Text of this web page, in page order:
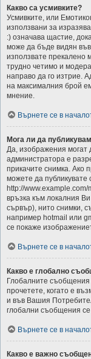
Какво са усмивките?
Усмивките, или
използвани за
:) означава щастие,
може да бъде видян
използвате прекалено
трудно четимо и
направо да го изтрие.
на максималния брой
мнение.
Върнете се в
Мога ли да
Да, изображения могат
администратора е
прикачите снимка. Ако
можете да
http://
връзка към локалния
сървър), нито снимки,
например hotmail или
се покаже
Върнете се в
Какво е глобално
Глобалните
прочетете, когато е
и във Вашия
глобални съобщения
Върнете се в
Какво е важно